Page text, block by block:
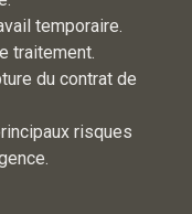
temporaire.
traitement.
du contrat de
risques